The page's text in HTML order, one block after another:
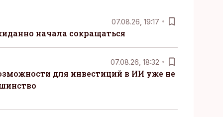
07.08.26, 19:17
начала сокращаться
07.08.26, 18:32
для инвестиций в ИИ уже не